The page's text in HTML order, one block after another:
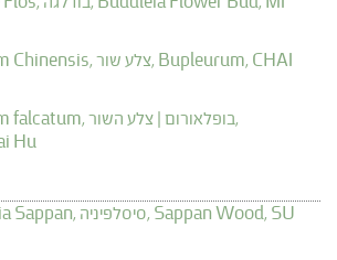
Chinensis,
צלע שור, Bupleurum, CHAI
falcatum,
בופלאורום | צלע השור,
Hu
Sappan, סיסלפיניה, Sappan Wood, SU